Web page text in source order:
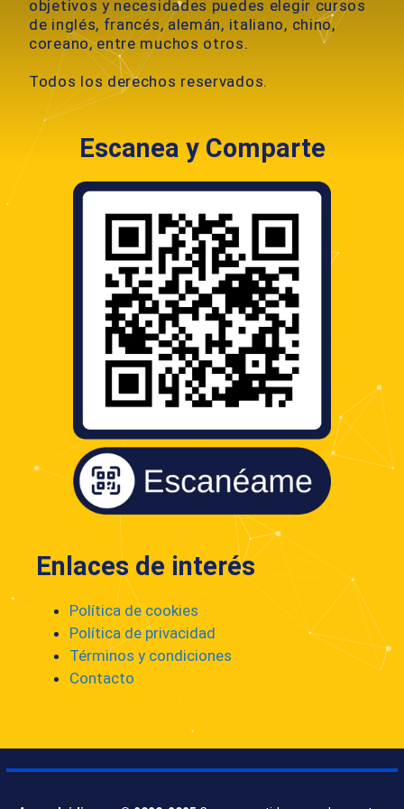
objetivos y necesidades puedes elegir cursos
de inglés, francés, alemán, italiano, chino,
coreano, entre muchos otros.
Todos los derechos reservados.
Escanea y Comparte
Enlaces de interés
Política de cookies
Política de privacidad
Términos y condiciones
Contacto